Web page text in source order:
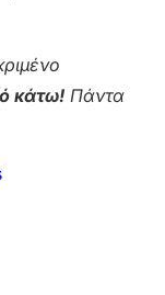
κάτω! Πάντα